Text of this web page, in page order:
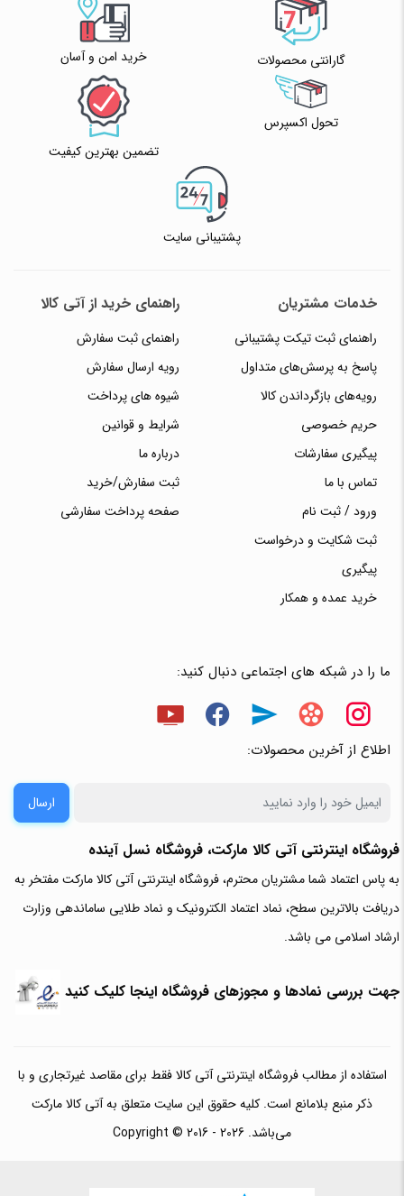
گارانتی محصولات خرید امن و آسان
تحول اکسپرس
تضمین بهترین کیفیت
پشتیبانی سایت
خدمات مشتریان
راهنمای ثبت تیکت پشتیبانی
پاسخ به پرسش‌های متداول
رویه‌های بازگرداندن کالا
حریم خصوصی
پیگیری سفارشات
تماس با ما
ورود / ثبت نام
ثبت شکایت و درخواست
پیگیری
خرید عمده و همکار
راهنمای خرید از آتی کالا
راهنمای ثبت سفارش
رویه ارسال سفارش
شیوه های پرداخت
شرایط و قوانین
درباره ما
ثبت سفارش/خرید
صفحه پرداخت سفارشی
ما را در شبکه های اجتماعی دنبال کنید:
اطلاع از آخرین محصولات:
ارسال
فروشگاه اینترنتی آتی‌ کالا مارکت، فروشگاه نسل آینده
به پاس اعتماد شما مشتریان محترم، فروشگاه اینترنتی آتی کالا مارکت مفتخر به
دریافت بالاترین سطح، نماد اعتماد الکترونیک و نماد طلایی ساماندهی وزارت
ارشاد اسلامی می باشد.
جهت بررسی نمادها و مجوزهای فروشگاه اینجا کلیک کنید
استفاده از مطالب فروشگاه اینترنتی آتی کالا فقط برای مقاصد غیرتجاری و با
ذکر منبع بلامانع است. کلیه حقوق این سایت متعلق به آتی کالا مارکت
می‌باشد. Copyright © 2016 - 2026